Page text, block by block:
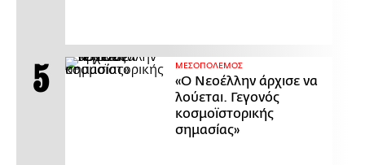
ΜΕΣΟΠΟΛΕΜΟΣ
«Ο Νεοέλλην άρχισε να
λούεται. Γεγονός
κοσμοϊστορικής
σημασίας»